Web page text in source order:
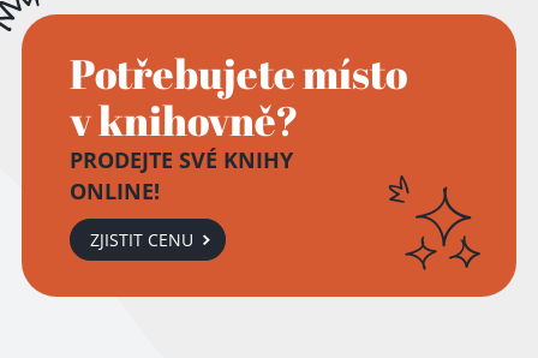
Potřebujete místo
v knihovně?
PRODEJTE SVÉ KNIHY
ONLINE!
ZJISTIT CENU